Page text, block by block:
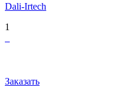
Dali-Irtech
1
Заказать